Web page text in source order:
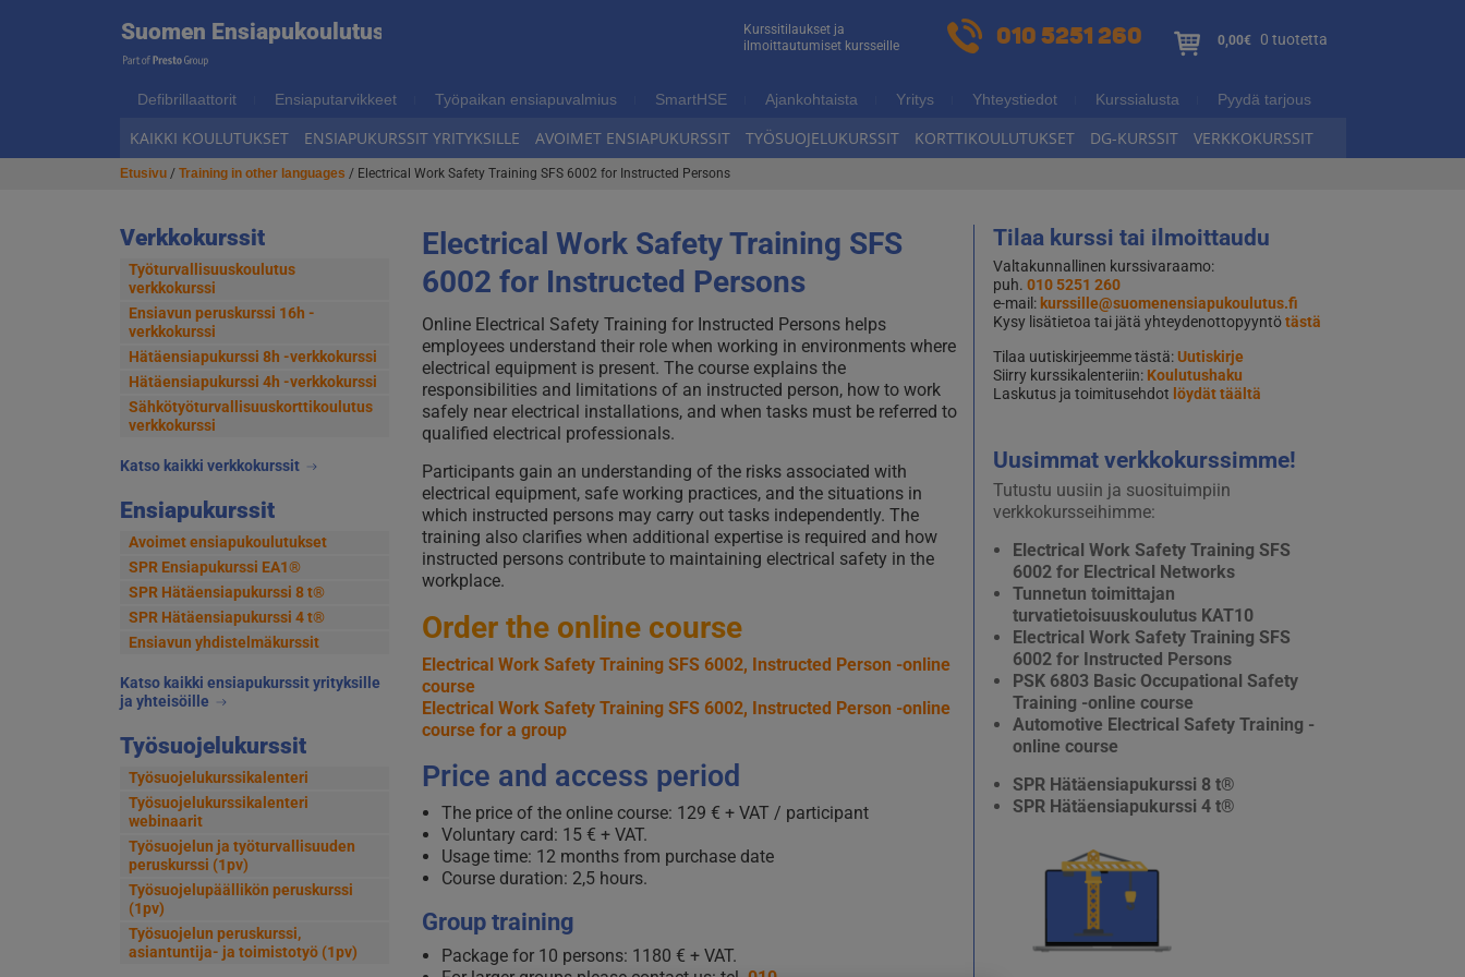
Hyppää
navigointiin
Hyppää
sisältöön
Suomen EnsiapukoulutusSuomen
Kurssitilaukset ja
ilmoittautumiset kursseille
010 5251 260 0,00€ 0 tuotetta
Defibrillaattorit Ensiaputarvikkeet Työpaikan ensiapuvalmius SmartHSE Ajankohtaista Yritys Yhteystiedot Kurssialusta Pyydä tarjous
KAIKKI KOULUTUKSET ENSIAPUKURSSIT YRITYKSILLE AVOIMET ENSIAPUKURSSIT TYÖSUOJELUKURSSIT KORTTIKOULUTUKSET DG-KURSSIT VERKKOKURSSIT
Etusivu/ Training in other languages / Electrical Work Safety Training SFS 6002 for Instructed Persons
Verkkokurssit
Työturvallisuuskoulutus
verkkokurssi
Ensiavun peruskurssi 16h -
verkkokurssi
Hätäensiapukurssi 8h -verkkokurssi
Hätäensiapukurssi 4h -verkkokurssi
Sähkötyöturvallisuus­korttikoulutus
verkkokurssi
Katso kaikki verkkokurssit
Ensiapukurssit
Avoimet ensiapukoulutukset
SPR Ensiapukurssi EA1®
SPR Hätäensiapukurssi 8 t®
SPR Hätäensiapukurssi 4 t®
Ensiavun yhdistelmäkurssit
Katso kaikki ensiapukurssit yrityksille
ja yhteisöille
Työsuojelukurssit
Työsuojelukurssikalenteri
Työsuojelukurssikalenteri
webinaarit
Työsuojelun ja työturvallisuuden
peruskurssi (1pv)
Työsuojelupäällikön peruskurssi
(1pv)
Työsuojelun peruskurssi,
asiantuntija- ja toimistotyö (1pv)
Electrical Work Safety Training SFS
6002 for Instructed Persons
Online Electrical Safety Training for Instructed Persons helps
employees understand their role when working in environments where
electrical equipment is present. The course explains the
responsibilities and limitations of an instructed person, how to work
safely near electrical installations, and when tasks must be referred to
qualified electrical professionals.
Participants gain an understanding of the risks associated with
electrical equipment, safe working practices, and the situations in
which instructed persons may carry out tasks independently. The
training also clarifies when additional expertise is required and how
instructed persons contribute to maintaining electrical safety in the
workplace.
Order the online course
Electrical Work Safety Training SFS 6002, Instructed Person -online
course
Electrical Work Safety Training SFS 6002, Instructed Person -online
course for a group
Price and access period
The price of the online course: 129 € + VAT / participant
Voluntary card: 15 € + VAT.
Usage time: 12 months from purchase date
Course duration: 2,5 hours.
Group training
Package for 10 persons: 1180 € + VAT.
Tilaa kurssi tai ilmoittaudu
Valtakunnallinen kurssivaraamo:
puh.010 5251 260
e-mail: kurssille@suomenensiapukoulutus.fi
Kysy lisätietoa tai jätä yhteydenottopyyntötästä
Tilaa uutiskirjeemme tästä:Uutiskirje
Siirry kurssikalenteriin: Koulutushaku
Laskutus ja toimitusehdot löydät täältä
Uusimmat verkkokurssimme!
Tutustu uusiin ja suosituimpiin
verkkokursseihimme:
Electrical Work Safety Training SFS
6002 for Electrical Networks
Tunnetun toimittajan
turvatietoisuuskoulutus KAT10
Electrical Work Safety Training SFS
6002 for Instructed Persons
PSK 6803 Basic Occupational Safety
Training -online course
Automotive Electrical Safety Training -
online course
SPR Hätäensiapukurssi 8 t®
SPR Hätäensiapukurssi 4 t®